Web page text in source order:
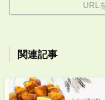
URL
関連記事